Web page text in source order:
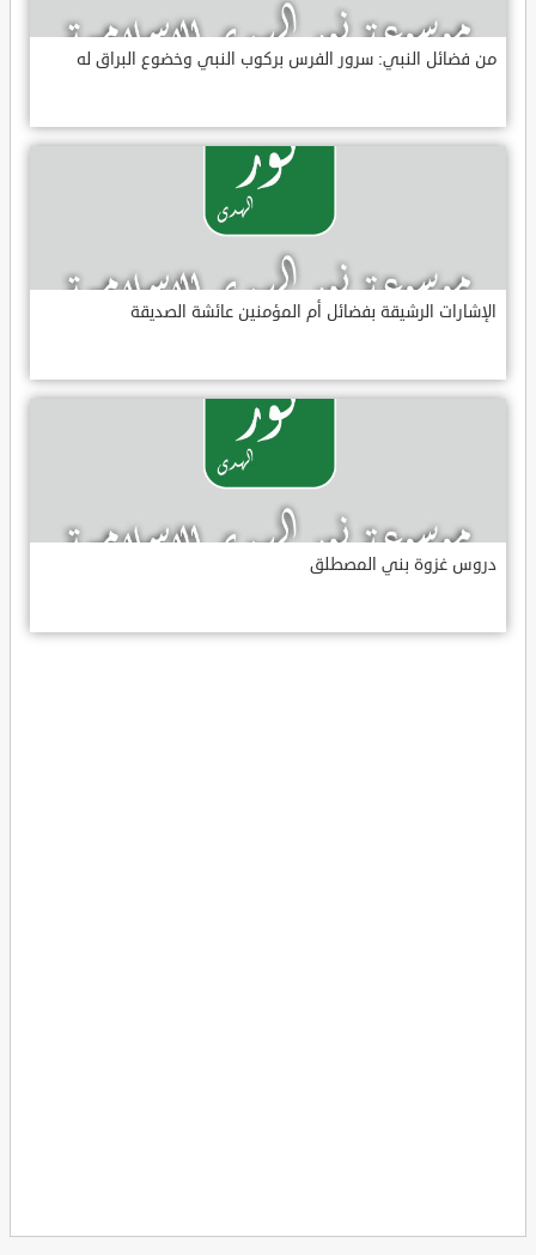
من فضائل النبي: سرور الفرس بركوب النبي وخضوع البراق له
الإشارات الرشيقة بفضائل أم المؤمنين عائشة الصديقة
دروس غزوة بني المصطلق